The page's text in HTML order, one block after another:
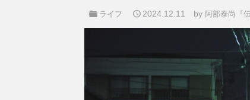
ライフ 2024.12.11 by 阿部泰尚『